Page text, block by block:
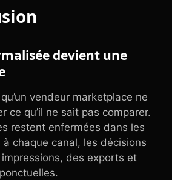
devient une
vendeur marketplace ne
ce qu’il ne sait pas comparer.
restent enfermées dans les
à chaque canal, les décisions
des exports et